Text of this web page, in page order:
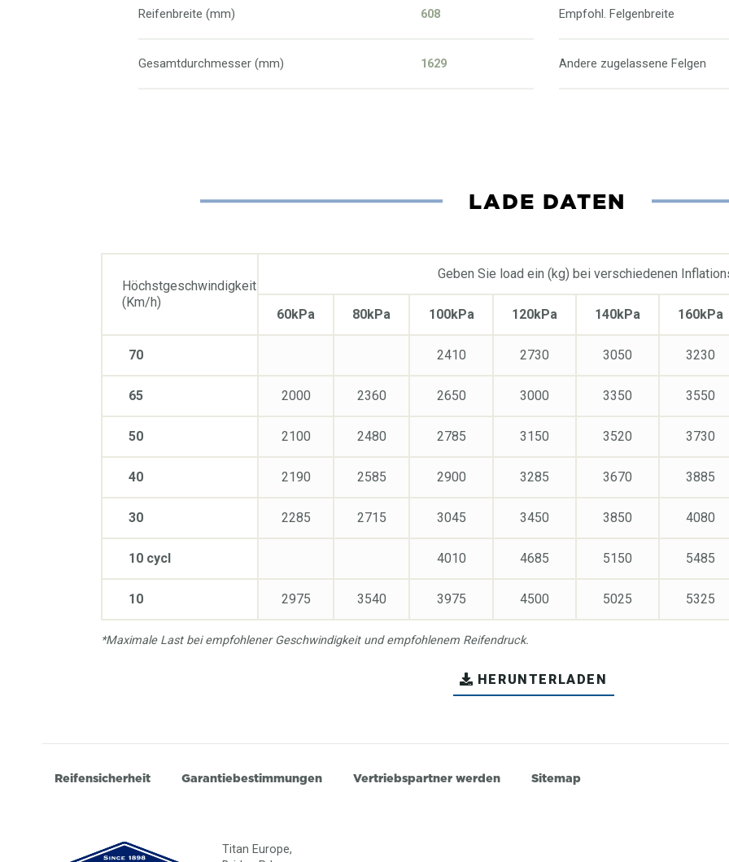
Reifenbreite (mm) 608
Gesamtdurchmesser (mm) 1629
Empfohl. Felgenbreite
Andere zugelassene Felgen
LADE DATEN
Höchstgeschwindigkeit
(Km/h)
70
65
50
40
30
10 cycl
10
Geben Sie load ein (kg) bei verschiedenen
60kPa
2000
2100
2190
2285
2975
80kPa
2360
2480
2585
2715
3540
100kPa
2410
2650
2785
2900
3045
4010
3975
120kPa
2730
3000
3150
3285
3450
4685
4500
140kPa
3050
3350
3520
3670
3850
5150
5025
160kPa
3230
3550
3730
3885
4080
5485
5325
*Maximale Last bei empfohlener Geschwindigkeit und empfohlenem Reifendruck.
HERUNTERLADEN
Reifensicherheit Garantiebestimmungen Vertriebspartner werden Sitemap
Titan Europe,